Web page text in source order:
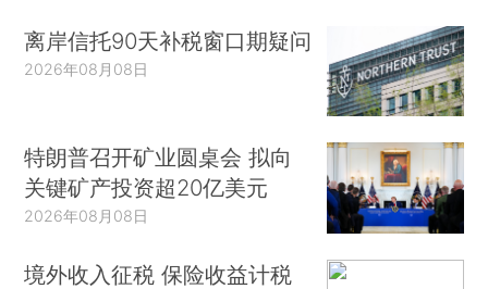
离岸信托90天补税窗口期疑问
2026年08月08日
特朗普召开矿业圆桌会 拟向
关键矿产投资超20亿美元
2026年08月08日
境外收入征税 保险收益计税